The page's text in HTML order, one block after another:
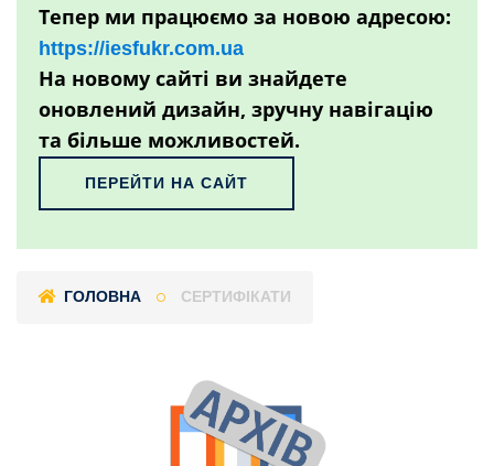
Тепер ми працюємо за новою адресою:
https://iesfukr.com.ua
На новому сайті ви знайдете
оновлений дизайн, зручну навігацію
та більше можливостей.
ПЕРЕЙТИ НА САЙТ
ГОЛОВНА СЕРТИФІКАТИ